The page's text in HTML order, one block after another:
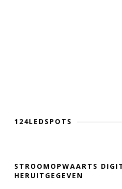
124LEDSPOTS
STROOMOPWAARTS
HERUITGEGEVEN